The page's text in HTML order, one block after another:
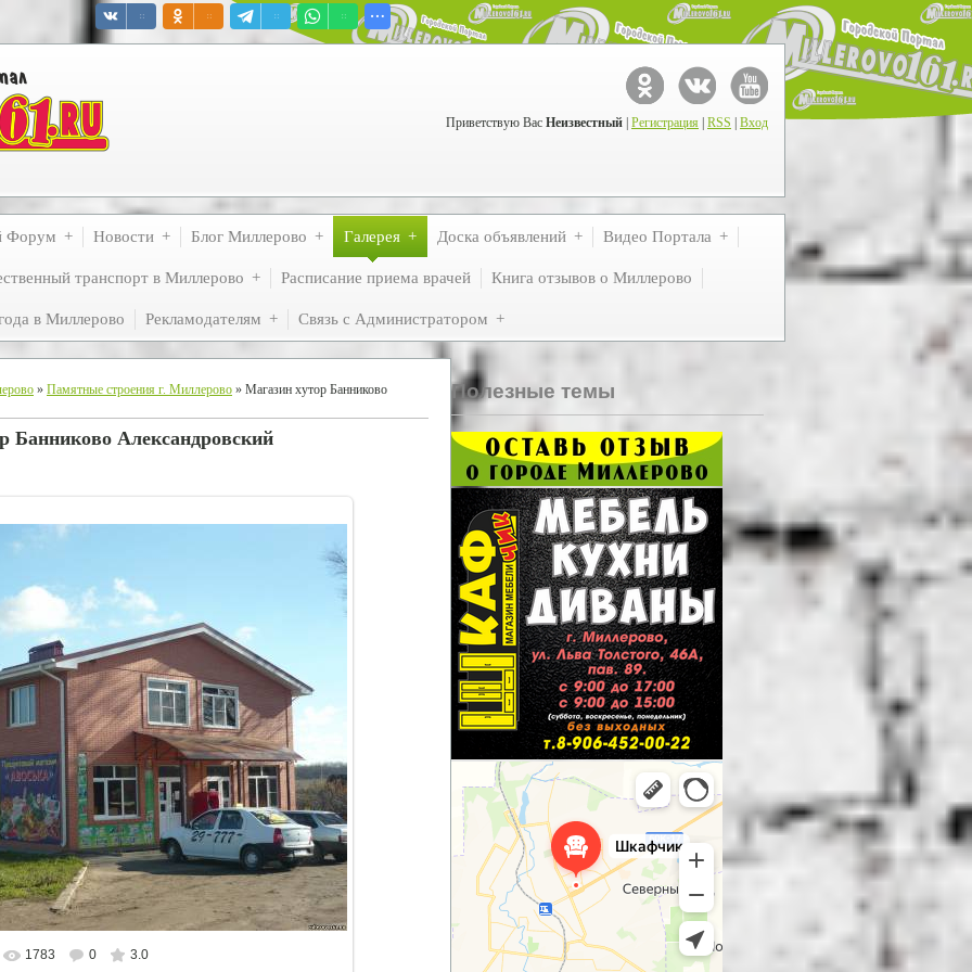
Приветствую Вас Неизвестный Регистрация RSS Вход
Форум Новости Блог Миллерово Галерея Доска объявлений Видео Портала
транспорт в Миллерово Расписание приема врачей Книга отзывов о Миллерово
в Миллерово Рекламодателям Связь с Администратором
» Памятные строения г. Миллерово » Магазин хутор Банниково
Банниково Александровский
размере 1500x1125
1783 0 3.0
Полезные темы